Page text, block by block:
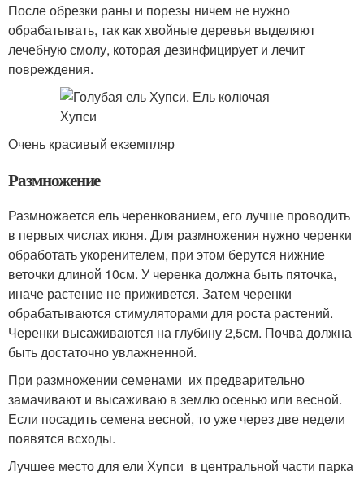
После обрезки раны и порезы ничем не нужно
обрабатывать, так как хвойные деревья выделяют
лечебную смолу, которая дезинфицирует и лечит
повреждения.
Очень красивый екземпляр
Размножение
Размножается ель черенкованием, его лучше проводить
в первых числах июня. Для размножения нужно черенки
обработать укоренителем, при этом берутся нижние
веточки длиной 10см. У черенка должна быть пяточка,
иначе растение не приживется. Затем черенки
обрабатываются стимуляторами для роста растений.
Черенки высаживаются на глубину 2,5см. Почва должна
быть достаточно увлажненной.
При размножении семенами их предварительно
замачивают и высаживаю в землю осенью или весной.
Если посадить семена весной, то уже через две недели
появятся всходы.
Лучшее место для ели Хупси в центральной части парка